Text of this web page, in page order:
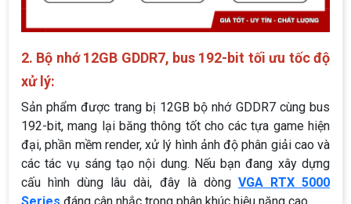
2. Bộ nhớ 12GB GDDR7, bus 192-bit tối ưu tốc độ
xử lý:
Sản phẩm được trang bị 12GB bộ nhớ GDDR7 cùng bus
192-bit, mang lại băng thông tốt cho các tựa game hiện
đại, phần mềm render, xử lý hình ảnh độ phân giải cao và
các tác vụ sáng tạo nội dung. Nếu bạn đang xây dựng
cấu hình dùng lâu dài, đây là dòng VGA RTX 5000
Series đáng cân nhắc trong phân khúc hiệu năng cao.